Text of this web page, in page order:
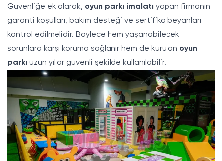
Güvenliğe ek olarak, oyun parkı imalatı yapan firmanın
garanti koşulları, bakım desteği ve sertifika beyanları
kontrol edilmelidir. Böylece hem yaşanabilecek
sorunlara karşı koruma sağlanır hem de kurulan oyun
parkı uzun yıllar güvenli şekilde kullanılabilir.